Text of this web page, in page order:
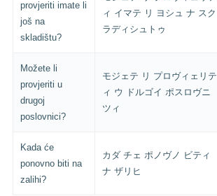
provjeriti imate li
još na
skladištu?
ィ イマテ リ ヨシュ ナ スク
ラディシュトゥ
Možete li
provjeriti u
drugoj
poslovnici?
モジェテ リ プロヴィェリテ
ィ ウ ドルゴイ ポスロヴニ
ツィ
Kada će
ponovno biti na
zalihi?
カダ チェ ポノヴノ ビティ
ナ ザリヒ